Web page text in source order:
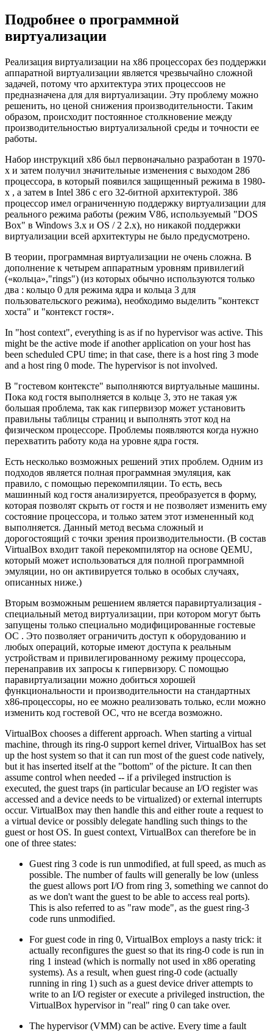
Подробнее о программной
виртуализации
Реализация виртуализации на x86 процессорах без поддержки
аппаратной виртуализации является чрезвычайно сложной
задачей, потому что архитектура этих процессоов не
предназначена для для виртуализации. Эту проблему можно
решенить, но ценой снижения производительности. Таким
образом, происходит постоянное столкновение между
производительностью виртуализальной среды и точности ее
работы.
Набор инструкций x86 был первоначально разработан в 1970-
х и затем получил значительные изменения с выходом 286
процессора, в который появился защищенный режима в 1980-
х , а затем в Intel 386 с его 32-битной архитектурой. 386
процессор имел ограниченную поддержку виртуализации для
реального режима работы (режим V86, используемый "DOS
Box" в Windows 3.x и OS / 2 2.x), но никакой поддержки
виртуализации всей архитектуры не было предусмотрено.
В теории, программная виртуализации не очень сложна. В
дополнение к четырем аппаратным уровням привилегий
(«кольца»,"rings") (из которых обычно используются только
два : кольцо 0 для режима ядра и кольца 3 для
пользовательского режима), необходимо выделить "контекст
хоста" и "контекст гостя».
In "host context", everything is as if no hypervisor was active. This
might be the active mode if another application on your host has
been scheduled CPU time; in that case, there is a host ring 3 mode
and a host ring 0 mode. The hypervisor is not involved.
В "гостевом контексте" выполняются виртуальные машины.
Пока код гостя выполняется в кольце 3, это не такая уж
большая проблема, так как гипервизор может установить
правильны таблицы страниц и выполнять этот код на
физическом процессоре. Проблемы появляются когда нужно
перехватить работу кода на уровне ядра гостя.
Есть несколько возможных решений этих проблем. Одним из
подходов является полная программная эмуляция, как
правило, с помощью перекомпиляции. То есть, весь
машинный код гостя анализируется, преобразуется в форму,
которая позволят скрыть от гостя и не позволяет изменить ему
состояние процессора, и только затем этот измененный код
выполняется. Данный метод весьма сложный и
дорогостоящий с точки зрения производительности. (В состав
VirtualBox входит такой перекомпилятор на основе QEMU,
который может использоваться для полной программной
эмуляции, но он активируется только в особых случаях,
описанных ниже.)
Вторым возможным решением является паравиртуализация -
специальный метод виртуализации, при котором могут быть
запущены только специально модифицированные гостевые
ОС . Это позволяет ограничить доступ к оборудованию и
любых операций, которые имеют доступа к реальным
устройствам и привилегированному режиму процессора,
перенаправив их запросы к гипервизору. С помощью
паравиртуализации можно добиться хорошей
функциональности и производительности на стандартных
x86-процессоры, но ее можно реализовать только, если можно
изменить код гостевой ОС, что не всегда возможно.
VirtualBox chooses a different approach. When starting a virtual
machine, through its ring-0 support kernel driver, VirtualBox has set
up the host system so that it can run most of the guest code natively,
but it has inserted itself at the "bottom" of the picture. It can then
assume control when needed -- if a privileged instruction is
executed, the guest traps (in particular because an I/O register was
accessed and a device needs to be virtualized) or external interrupts
occur. VirtualBox may then handle this and either route a request to
a virtual device or possibly delegate handling such things to the
guest or host OS. In guest context, VirtualBox can therefore be in
one of three states:
Guest ring 3 code is run unmodified, at full speed, as much as
possible. The number of faults will generally be low (unless
the guest allows port I/O from ring 3, something we cannot do
as we don't want the guest to be able to access real ports).
This is also referred to as "raw mode", as the guest ring-3
code runs unmodified.
For guest code in ring 0, VirtualBox employs a nasty trick: it
actually reconfigures the guest so that its ring-0 code is run in
ring 1 instead (which is normally not used in x86 operating
systems). As a result, when guest ring-0 code (actually
running in ring 1) such as a guest device driver attempts to
write to an I/O register or execute a privileged instruction, the
VirtualBox hypervisor in "real" ring 0 can take over.
The hypervisor (VMM) can be active. Every time a fault